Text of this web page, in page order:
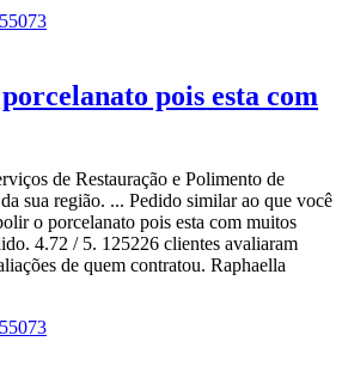
pois esta com
de Restauração e Polimento de
sua região. ... Pedido similar ao que você
o porcelanato pois esta com muitos
4.72 / 5. 125226 clientes avaliaram
de quem contratou. Raphaella